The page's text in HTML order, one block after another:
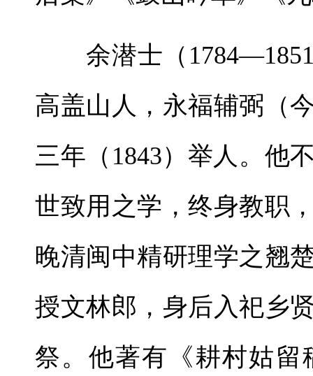
余潜士（1784—1851
高盖山人，永福辅弼（
三年（1843）举人。他
世致用之学，终身教职
晚清闽中精研理学之翘
授文林郎，身后入祀乡
祭。他著有《耕村姑